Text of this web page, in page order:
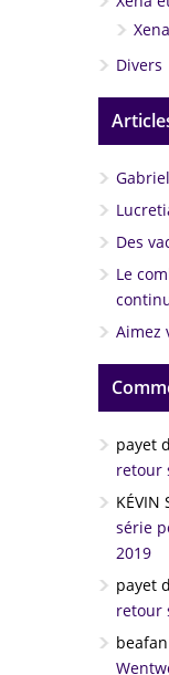
22.
23.
Divers
Des
Le
Aimez
payet
retour
KÉVIN
série
2019
payet
retour
beafan